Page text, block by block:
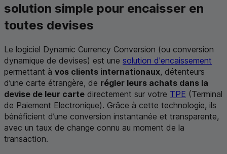
solution simple pour encaisser en
toutes devises
Le logiciel Dynamic Currency Conversion (ou conversion
dynamique de devises) est une solution d'encaissement
permettant à vos clients internationaux, détenteurs
d’une carte étrangère, de régler leurs achats dans la
devise de leur carte directement sur votre TPE (Terminal
de Paiement Electronique). Grâce à cette technologie, ils
bénéficient d’une conversion instantanée et transparente,
avec un taux de change connu au moment de la
transaction.